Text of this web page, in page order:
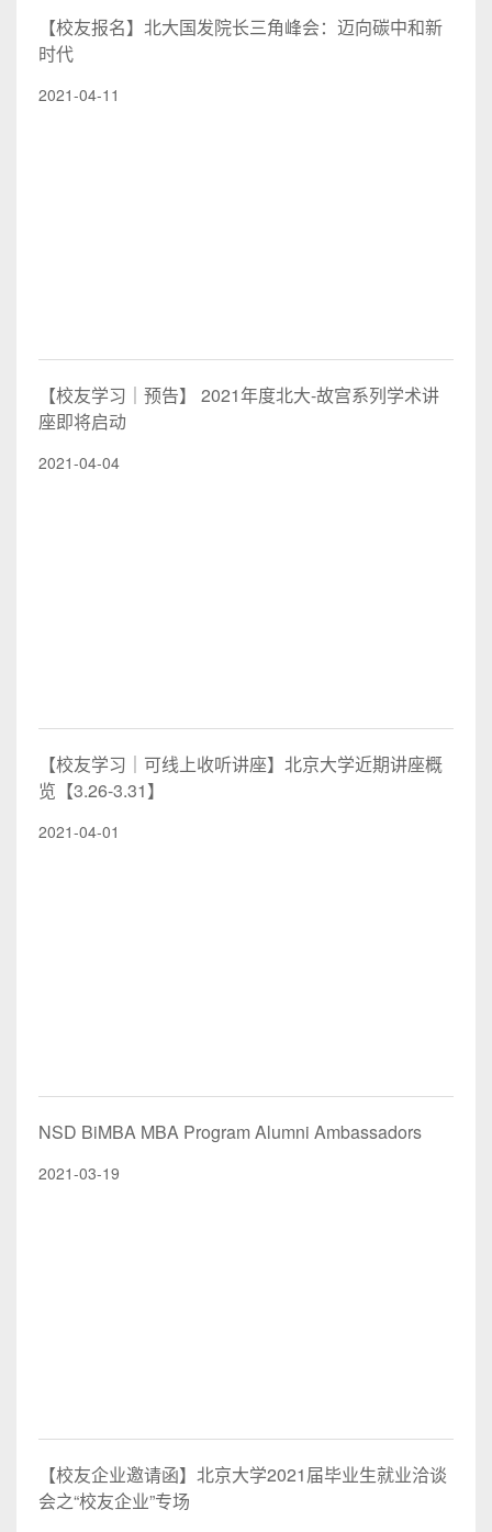
【校友报名】北大国发院长三角峰会：迈向碳中和新
时代
2021-04-11
【校友学习｜预告】 2021年度北大-故宫系列学术讲
座即将启动
2021-04-04
【校友学习｜可线上收听讲座】北京大学近期讲座概
览【3.26-3.31】
2021-04-01
NSD BiMBA MBA Program Alumni Ambassadors
2021-03-19
【校友企业邀请函】北京大学2021届毕业生就业洽谈
会之“校友企业”专场